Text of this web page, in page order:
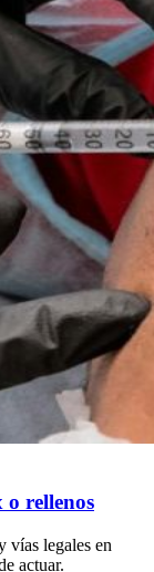
rellenos
vías legales en
actuar.